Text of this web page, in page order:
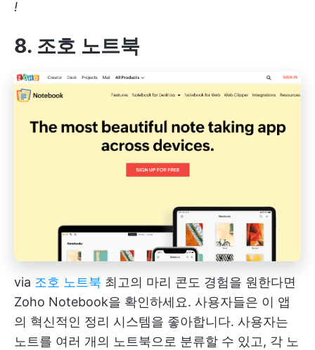
!
8. 조호 노트북
via 조호 노트북 최고의 마리 콘도 경험을 원한다면
Zoho Notebook을 확인하세요. 사용자들은 이 앱
의 혁신적인 정리 시스템을 좋아합니다. 사용자는
노트를 여러 개의 노트북으로 분류할 수 있고, 각 노